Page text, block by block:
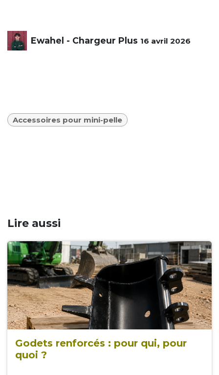
Ewahel - Chargeur Plus 16 avril 2026
Accessoires pour mini-pelle
Lire aussi
Godets renforcés : pour qui, pour
quoi ?